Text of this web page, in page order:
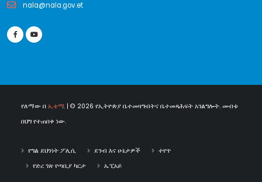
nala@nala.gov.et
የለማው በ ኢቴሚ | © 2026 የኢትዮጵያ ቤተመዛግብትና ቤተመጻሕፍት አገልግሎት. መብቱ
በህግ የተጠበቀ ነው.
የግል ደህንነት ፖሊሲ ደንብ እና ሁኔታዎች
ተየጥ
የድረ ገጽ የጣቢያ ካርታ
ኤፒአይ